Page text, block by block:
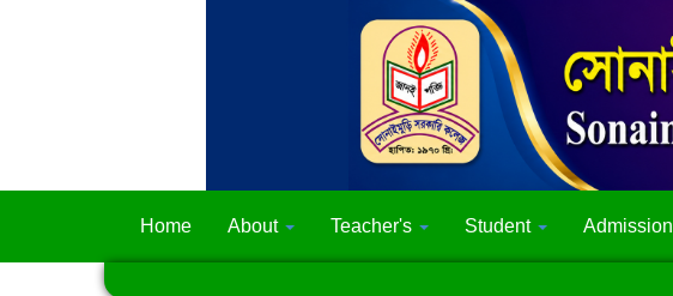
Home About Teacher's Student Admission